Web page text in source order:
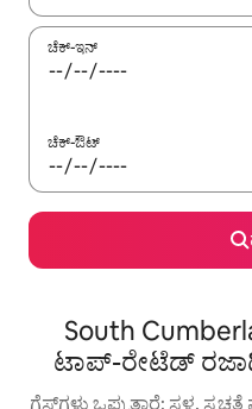
ಚೆಕ್-ಇನ್
ಚೆಕ್-ಔಟ್
South
ಟಾಪ್-ರೇಟೆಡ್
ಗೆಸ್ಟ್‌ಗಳು ಒಪ್ಪುತ್ತಾರೆ: ಸ್ಥಳ,